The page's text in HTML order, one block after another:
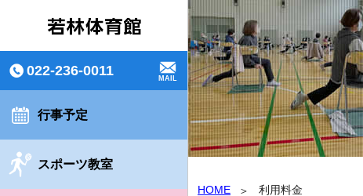
022-236-0011 MAIL
行事予定
スポーツ教室
HOME 利用料金